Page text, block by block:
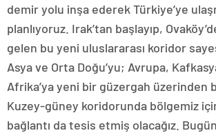
demir yolu inşa ederek Türkiye’ye
planlıyoruz. Irak’tan başlayıp,
gelen bu yeni uluslararası koridor
Asya ve Orta Doğu’yu; Avrupa,
Afrika’ya yeni bir güzergah üzerinden
Kuzey-güney koridorunda bölgemiz
bağlantı da tesis etmiş olacağız.